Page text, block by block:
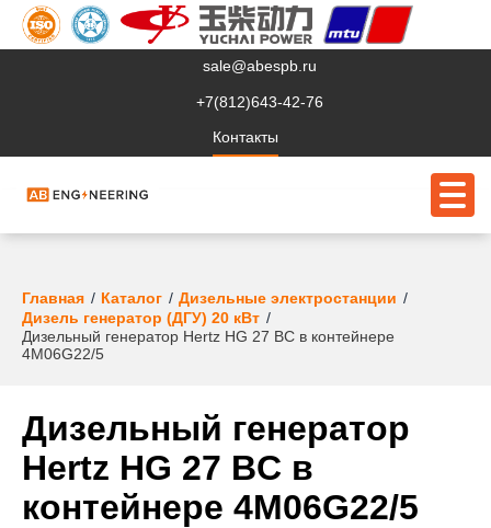
sale@abespb.ru
+7(812)643-42-76
Контакты
О компании
Клиентам
Сервис
Судовое ЭО
Проекты
Главная Каталог
Дизельные электростанции
Дизель генератор (ДГУ) 20 кВт
Дизельный генератор Hertz HG 27 BC в контейнере
4M06G22/5
Дизельный генератор
Hertz HG 27 BC в
контейнере 4M06G22/5